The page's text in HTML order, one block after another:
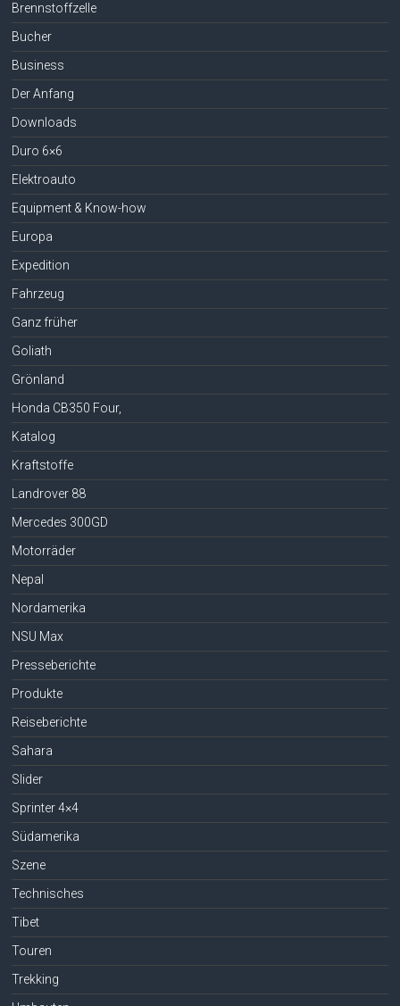
Brennstoffzelle
Bucher
Business
Der Anfang
Downloads
Duro 6×6
Elektroauto
Equipment & Know-how
Europa
Expedition
Fahrzeug
Ganz früher
Goliath
Grönland
Honda CB350 Four,
Katalog
Kraftstoffe
Landrover 88
Mercedes 300GD
Motorräder
Nepal
Nordamerika
NSU Max
Presseberichte
Produkte
Reiseberichte
Sahara
Slider
Sprinter 4×4
Südamerika
Szene
Technisches
Tibet
Touren
Trekking